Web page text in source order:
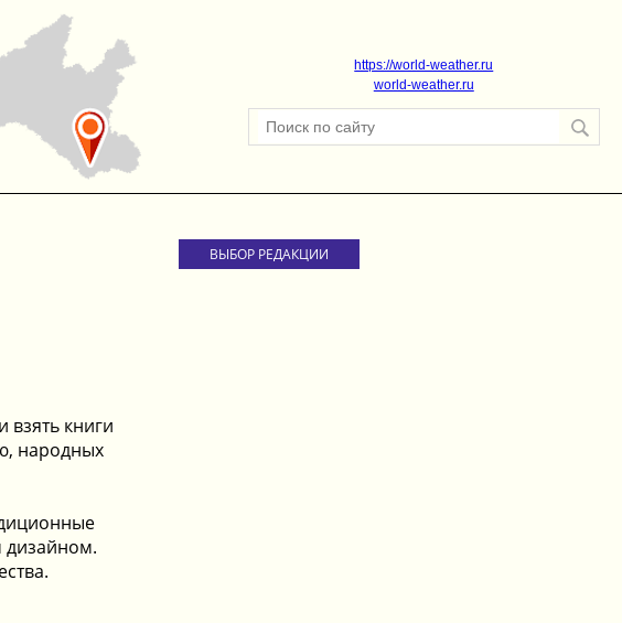
https://world-weather.ru
world-weather.ru
книги
народных
дизайном.
ВЫБОР РЕДАКЦИИ